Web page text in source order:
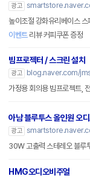
광고
높이조절 강화유리베이스 스
이벤트리뷰 커피쿠폰 증정
빔프로젝터 / 스크린 설치
광고
blog.naver.com/
가정용 회의용 빔프로젝트,
아남 블루투스 올인원 오
광고
30W 고출력 스테레오 블루
HMG오디오비주얼